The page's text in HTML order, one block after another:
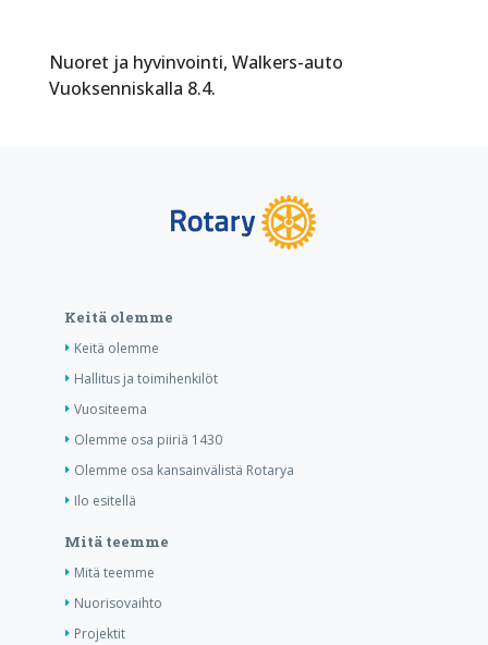
Nuoret ja hyvinvointi, Walkers-auto
Vuoksenniskalla 8.4.
Keitä olemme
Keitä olemme
Hallitus ja toimihenkilöt
Vuositeema
Olemme osa piiriä 1430
Olemme osa kansainvälistä Rotarya
Ilo esitellä
Mitä teemme
Mitä teemme
Nuorisovaihto
Projektit